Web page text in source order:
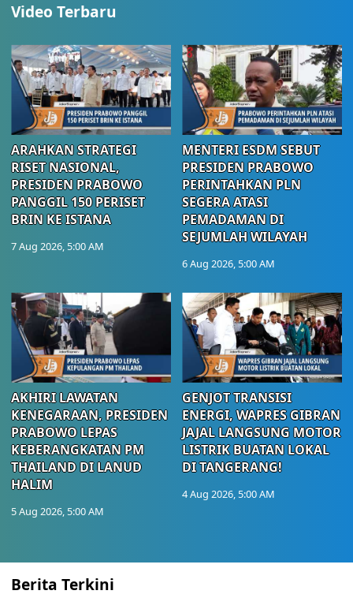
Video Terbaru
ARAHKAN STRATEGI
RISET NASIONAL,
PRESIDEN PRABOWO
PANGGIL 150 PERISET
BRIN KE ISTANA
7 Aug 2026, 5:00 AM
MENTERI ESDM SEBUT
PRESIDEN PRABOWO
PERINTAHKAN PLN
SEGERA ATASI
PEMADAMAN DI
SEJUMLAH WILAYAH
6 Aug 2026, 5:00 AM
AKHIRI LAWATAN
KENEGARAAN, PRESIDEN
PRABOWO LEPAS
KEBERANGKATAN PM
THAILAND DI LANUD
HALIM
5 Aug 2026, 5:00 AM
GENJOT TRANSISI
ENERGI, WAPRES GIBRAN
JAJAL LANGSUNG MOTOR
LISTRIK BUATAN LOKAL
DI TANGERANG!
4 Aug 2026, 5:00 AM
Berita Terkini